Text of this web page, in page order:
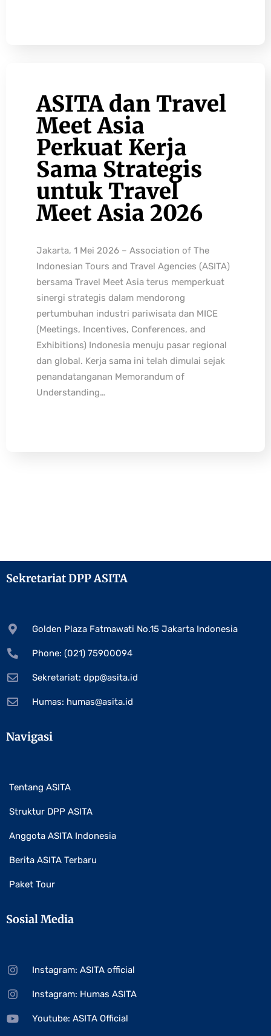
ASITA dan Travel
Meet Asia
Perkuat Kerja
Sama Strategis
untuk Travel
Meet Asia 2026
Jakarta, 1 Mei 2026 – Association of The
Indonesian Tours and Travel Agencies (ASITA)
bersama Travel Meet Asia terus memperkuat
sinergi strategis dalam mendorong
pertumbuhan industri pariwisata dan MICE
(Meetings, Incentives, Conferences, and
Exhibitions) Indonesia menuju pasar regional
dan global. Kerja sama ini telah dimulai sejak
penandatanganan Memorandum of
Understanding…
Sekretariat DPP ASITA
Golden Plaza Fatmawati No.15 Jakarta Indonesia
Phone: (021) 75900094
Sekretariat: dpp@asita.id
Humas: humas@asita.id
Navigasi
Tentang ASITA
Struktur DPP ASITA
Anggota ASITA Indonesia
Berita ASITA Terbaru
Paket Tour
Sosial Media
Instagram: ASITA official
Instagram: Humas ASITA
Youtube: ASITA Official